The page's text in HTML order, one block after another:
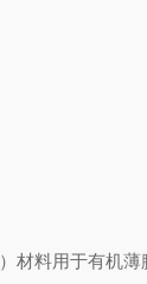
）材料用于有机